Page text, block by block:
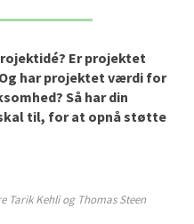
Er projektet
har projektet værdi for
Så har din
til, for at opnå støtte
Tarik Kehli og Thomas Steen